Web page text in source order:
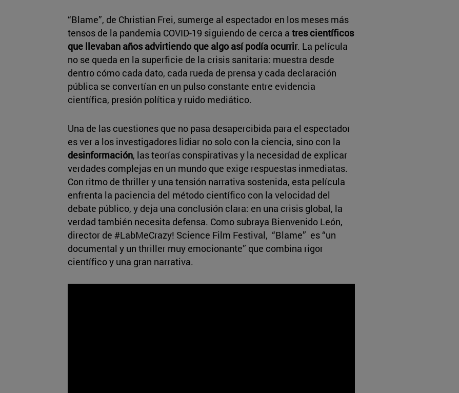
“Blame”, de Christian Frei, sumerge al espectador en los meses más
tensos de la pandemia COVID-19 siguiendo de cerca a tres científicos
que llevaban años advirtiendo que algo así podía ocurrir. La película
no se queda en la superficie de la crisis sanitaria: muestra desde
dentro cómo cada dato, cada rueda de prensa y cada declaración
pública se convertían en un pulso constante entre evidencia
científica, presión política y ruido mediático.
Una de las cuestiones que no pasa desapercibida para el espectador
es ver a los investigadores lidiar no solo con la ciencia, sino con la
desinformación, las teorías conspirativas y la necesidad de explicar
verdades complejas en un mundo que exige respuestas inmediatas.
Con ritmo de thriller y una tensión narrativa sostenida, esta película
enfrenta la paciencia del método científico con la velocidad del
debate público, y deja una conclusión clara: en una crisis global, la
verdad también necesita defensa. Como subraya Bienvenido León,
director de #LabMeCrazy! Science Film Festival, “Blame” es “un
documental y un thriller muy emocionante” que combina rigor
científico y una gran narrativa.